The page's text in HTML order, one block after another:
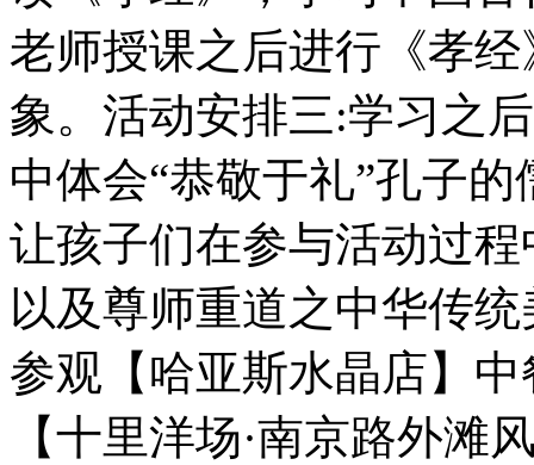
老师授课之后进行《孝
象。活动安排三:学习之
中体会“恭敬于礼”孔子
让孩子们在参与活动过
以及尊师重道之中华传
参观【哈亚斯水晶店】
【十里洋场·南京路外滩